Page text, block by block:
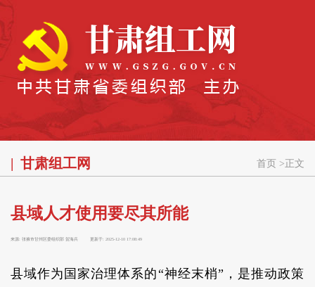
甘肃组工网 首页 > 正文
县域人才使用要尽其所能
来源: 张掖市甘州区委组织部 贺海兵 更新于: 2025-12-10 17:08:49
县域作为国家治理体系的“神经末梢”，是推动政策